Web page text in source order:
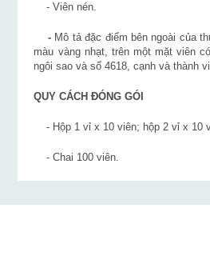
- Viên nén.
- Mô tả đặc điểm bên ngoài của
màu vàng nhạt, trên một mặt viên
ngôi sao và số 4618, cạnh và thành
QUY CÁCH ĐÓNG GÓI
- Hộp 1 vỉ x 10 viên; hộp 2 vỉ x 10
- Chai 100 viên.